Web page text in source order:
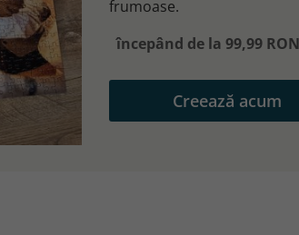
frumoase.
începând de la 99,99 RON
Creează acum